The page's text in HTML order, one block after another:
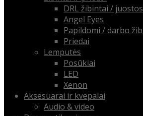
DRL žibintai / juostos
Angel Eyes
Papildomi / darbo
Priedai
Lemputės
Posūkiai
LED
Xenon
Aksesuarai ir kvepalai
Audio & video